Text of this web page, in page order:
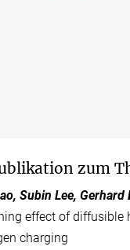
zum
Subin Lee,
effect of diffusible
charging